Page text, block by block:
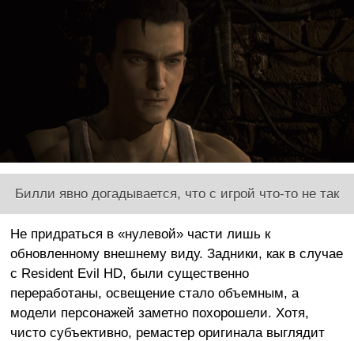
Билли явно догадывается, что с игрой что-то не так
Не придраться в «нулевой» части лишь к
обновленному внешнему виду. Задники, как в случае
с Resident Evil HD, были существенно
переработаны, освещение стало объемным, а
модели персонажей заметно похорошели. Хотя,
чисто субъективно, ремастер оригинала выглядит